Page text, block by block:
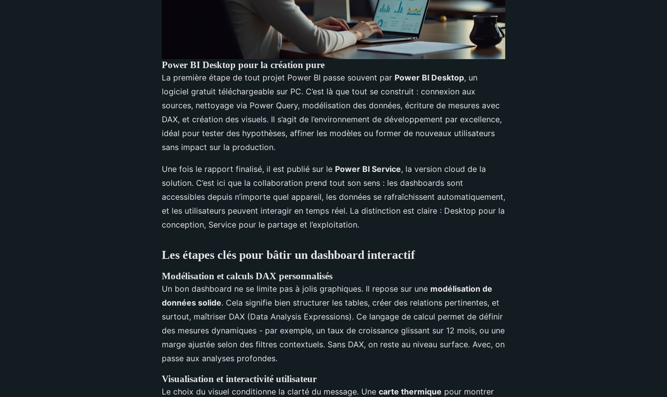
Power BI Desktop pour la création pure
La première étape de tout projet Power BI passe souvent par Power BI Desktop, un
logiciel gratuit téléchargeable sur PC. C’est là que tout se construit : connexion aux
sources, nettoyage via Power Query, modélisation des données, écriture de mesures avec
DAX, et création des visuels. Il s’agit de l’environnement de développement par excellence,
idéal pour tester des hypothèses, affiner les modèles ou former de nouveaux utilisateurs
sans impact sur la production.
Une fois le rapport finalisé, il est publié sur le Power BI Service, la version cloud de la
solution. C’est ici que la collaboration prend tout son sens : les dashboards sont
accessibles depuis n’importe quel appareil, les données se rafraîchissent automatiquement,
et les utilisateurs peuvent interagir en temps réel. La distinction est claire : Desktop pour la
conception, Service pour le partage et l’exploitation.
Les étapes clés pour bâtir un dashboard interactif
Modélisation et calculs DAX personnalisés
Un bon dashboard ne se limite pas à jolis graphiques. Il repose sur une modélisation de
données solide. Cela signifie bien structurer les tables, créer des relations pertinentes, et
surtout, maîtriser DAX (Data Analysis Expressions). Ce langage de calcul permet de définir
des mesures dynamiques - par exemple, un taux de croissance glissant sur 12 mois, ou une
marge ajustée selon des filtres contextuels. Sans DAX, on reste au niveau surface. Avec, on
passe aux analyses profondes.
Visualisation et interactivité utilisateur
Le choix du visuel conditionne la clarté du message. Une carte thermique pour montrer